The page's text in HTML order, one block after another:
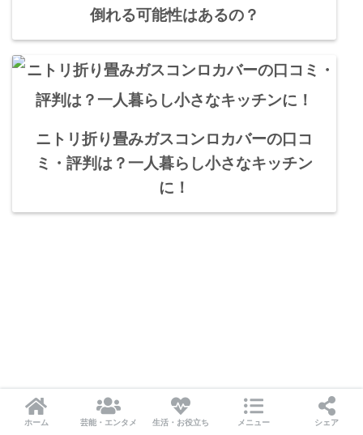
倒れる可能性はあるの？
ニトリ折り畳みガスコンロカバーの口コ
ミ・評判は？一人暮らし小さなキッチン
に！
ホーム 芸能・エンタメ 生活・お役立ち メニュー シェア